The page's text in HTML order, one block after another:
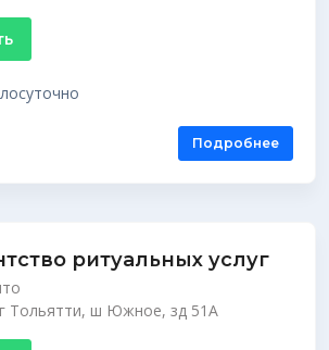
Подробнее
ритуальных услуг
Тольятти, ш Южное, зд 51А